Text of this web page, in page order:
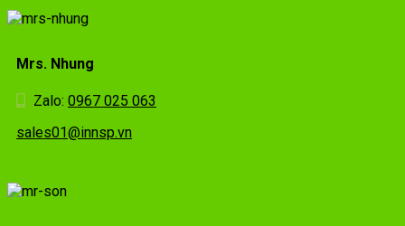
Mrs. Nhung
Zalo: 0967 025 063
sales01@innsp.vn